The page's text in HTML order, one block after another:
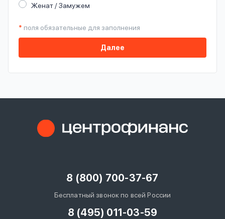
Женат / Замужем
* поля обязательные для заполнения
Далее
8 (800) 700-37-67
Бесплатный звонок по всей России
8 (495) 011-03-59